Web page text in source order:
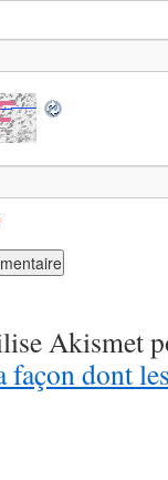
Akismet
façon dont